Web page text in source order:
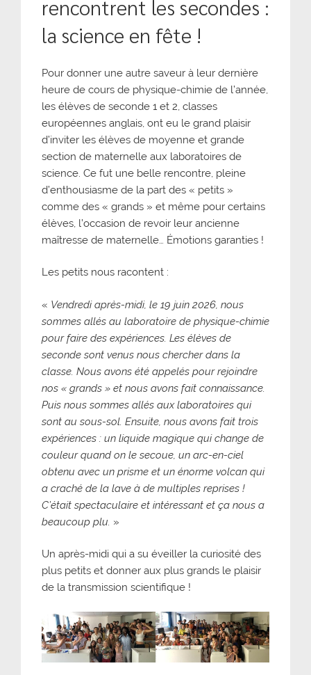
rencontrent les secondes :
la science en fête !
Pour donner une autre saveur à leur dernière
heure de cours de physique-chimie de l’année,
les élèves de seconde 1 et 2, classes
européennes anglais, ont eu le grand plaisir
d’inviter les élèves de moyenne et grande
section de maternelle aux laboratoires de
science. Ce fut une belle rencontre, pleine
d’enthousiasme de la part des « petits »
comme des « grands » et même pour certains
élèves, l’occasion de revoir leur ancienne
maîtresse de maternelle… Émotions garanties !
Les petits nous racontent :
« Vendredi après-midi, le 19 juin 2026, nous
sommes allés au laboratoire de physique-chimie
pour faire des expériences. Les élèves de
seconde sont venus nous chercher dans la
classe. Nous avons été appelés pour rejoindre
nos « grands » et nous avons fait connaissance.
Puis nous sommes allés aux laboratoires qui
sont au sous-sol. Ensuite, nous avons fait trois
expériences : un liquide magique qui change de
couleur quand on le secoue, un arc-en-ciel
obtenu avec un prisme et un énorme volcan qui
a craché de la lave à de multiples reprises !
C’était spectaculaire et intéressant et ça nous a
beaucoup plu. »
Un après-midi qui a su éveiller la curiosité des
plus petits et donner aux plus grands le plaisir
de la transmission scientifique !